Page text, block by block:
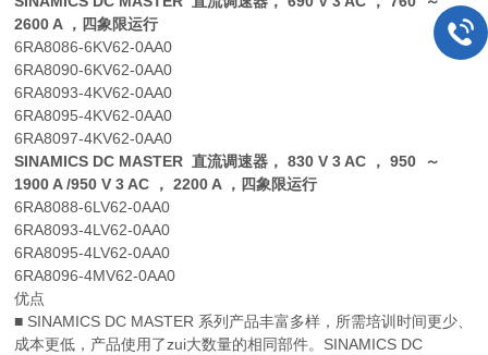
2600 A ，四象限运行
6RA8086-6KV62-0AA0
6RA8090-6KV62-0AA0
6RA8093-4KV62-0AA0
6RA8095-4KV62-0AA0
6RA8097-4KV62-0AA0
SINAMICS DC MASTER 直流调速器， 830 V 3 AC ， 950 ～
1900 A /950 V 3 AC ， 2200 A ，四象限运行
6RA8088-6LV62-0AA0
6RA8093-4LV62-0AA0
6RA8095-4LV62-0AA0
6RA8096-4MV62-0AA0
优点
■ SINAMICS DC MASTER 系列产品丰富多样，所需培训时间更少、
成本更低，产品使用了zui大数量的相同部件。SINAMICS DC